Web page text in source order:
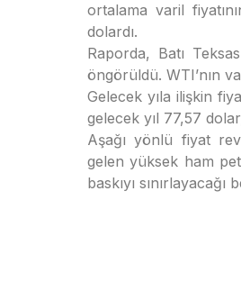
ortalama varil
dolardı.
Raporda, Batı
öngörüldü. WTI’nın
Gelecek yıla ilişkin
gelecek yıl 77,57
Aşağı yönlü fiyat
gelen yüksek ham
baskıyı